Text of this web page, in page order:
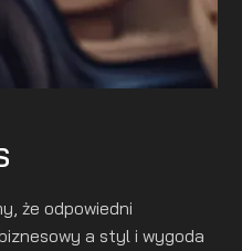
że odpowiedni
a styl i wygoda